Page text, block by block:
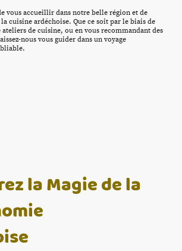
vous accueillir dans notre belle région et de
cuisine ardéchoise. Que ce soit par le biais de
de cuisine, ou en vous recommandant des
nous vous guider dans un voyage
la Magie de la